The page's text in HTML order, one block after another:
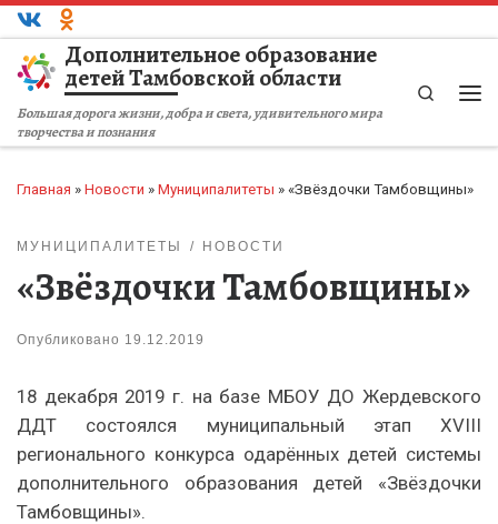
Перейти к содержимому
Дополнительное образование
детей Тамбовской области
Большая дорога жизни, добра и света, удивительного мира
творчества и познания
Search
Главная » Новости » Муниципалитеты » «Звёздочки Тамбовщины»
МУНИЦИПАЛИТЕТЫ НОВОСТИ
«Звёздочки Тамбовщины»
Опубликовано 19.12.2019
18 декабря 2019 г. на базе МБОУ ДО Жердевского
ДДТ состоялся муниципальный этап XVIII
регионального конкурса одарённых детей системы
дополнительного образования детей «Звёздочки
Тамбовщины».